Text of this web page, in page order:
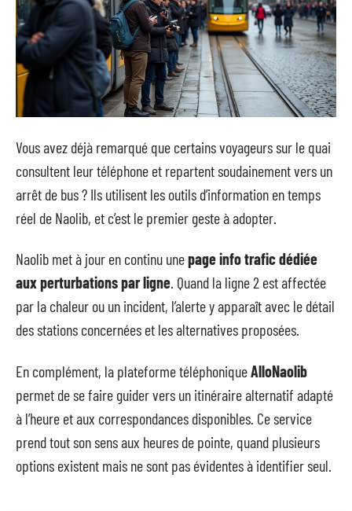
Vous avez déjà remarqué que certains voyageurs sur le quai
consultent leur téléphone et repartent soudainement vers un
arrêt de bus ? Ils utilisent les outils d’information en temps
réel de Naolib, et c’est le premier geste à adopter.
Naolib met à jour en continu unepage info trafic dédiée
aux perturbations par ligne. Quand la ligne 2 est affectée
par la chaleur ou un incident, l’alerte y apparaît avec le détail
des stations concernées et les alternatives proposées.
En complément, la plateforme téléphoniqueAlloNaolib
permet de se faire guider vers un itinéraire alternatif adapté
à l’heure et aux correspondances disponibles. Ce service
prend tout son sens aux heures de pointe, quand plusieurs
options existent mais ne sont pas évidentes à identifier seul.